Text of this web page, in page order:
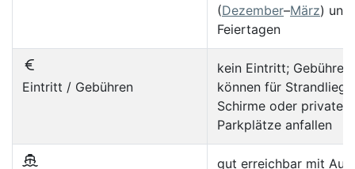
(Dezember–März) und
Feiertagen
Eintritt / Gebühren
kein Eintritt; Gebühren
können für
Schirme oder private
Parkplätze anfallen
gut erreichbar mit